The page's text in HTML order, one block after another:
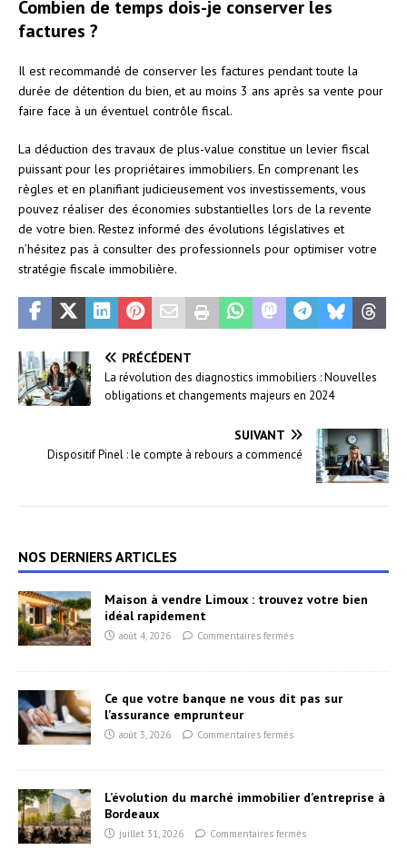
Combien de temps dois-je conserver les
factures ?
Il est recommandé de conserver les factures pendant toute la
durée de détention du bien, et au moins 3 ans après sa vente pour
faire face à un éventuel contrôle fiscal.
La déduction des travaux de plus-value constitue un levier fiscal
puissant pour les propriétaires immobiliers. En comprenant les
règles et en planifiant judicieusement vos investissements, vous
pouvez réaliser des économies substantielles lors de la revente
de votre bien. Restez informé des évolutions législatives et
n’hésitez pas à consulter des professionnels pour optimiser votre
stratégie fiscale immobilière.
PRÉCÉDENT
La révolution des diagnostics immobiliers : Nouvelles
obligations et changements majeurs en 2024
SUIVANT
Dispositif Pinel : le compte à rebours a commencé
NOS DERNIERS ARTICLES
Maison à vendre Limoux : trouvez votre bien
idéal rapidement
août 4, 2026 Commentaires fermés
Ce que votre banque ne vous dit pas sur
l’assurance emprunteur
août 3, 2026 Commentaires fermés
L’évolution du marché immobilier d’entreprise à
Bordeaux
juillet 31, 2026 Commentaires fermés